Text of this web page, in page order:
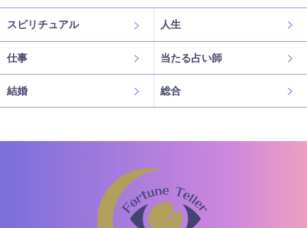
スピリチュアル 人生
仕事 当たる占い師
結婚 総合